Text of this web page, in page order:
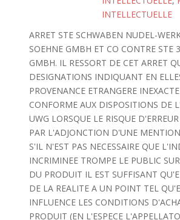
INTELLECTUELLE
ARRET STE SCHWABEN NUDEL-
SOEHNE GMBH ET CO CONTRE STE
GMBH. IL RESSORT DE CET ARRET
DESIGNATIONS INDIQUANT EN
PROVENANCE ETRANGERE
CONFORME AUX DISPOSITIONS DE
UWG LORSQUE LE RISQUE
PAR L'ADJONCTION D'UNE
S'IL N'EST PAS NECESSAIRE QUE
INCRIMINEE TROMPE LE PUBLIC
DU PRODUIT IL EST SUFFISANT
DE LA REALITE A UN POINT TEL
INFLUENCE LES CONDITIONS
PRODUIT (EN L'ESPECE